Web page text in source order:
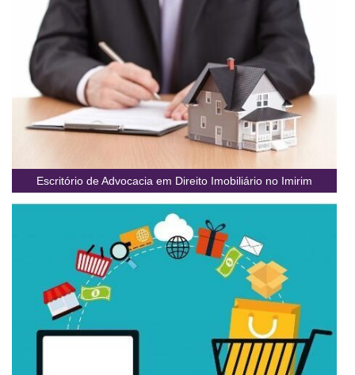
Escritório de Advocacia em Direito Imobiliário no Imirim